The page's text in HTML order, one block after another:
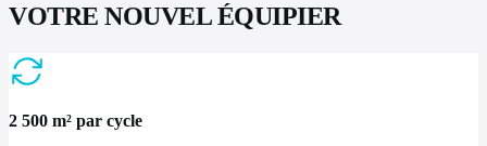
VOTRE NOUVEL ÉQUIPIER
2 500 m² par cycle